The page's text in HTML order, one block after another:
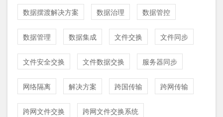
数据摆渡解决方案 数据治理 数据管控
数据管理 数据集成 文件交换 文件同步
文件安全交换 文件数据交换 服务器同步
网络隔离 解决方案 跨国传输 跨网传输
跨网文件交换 跨网文件交换系统